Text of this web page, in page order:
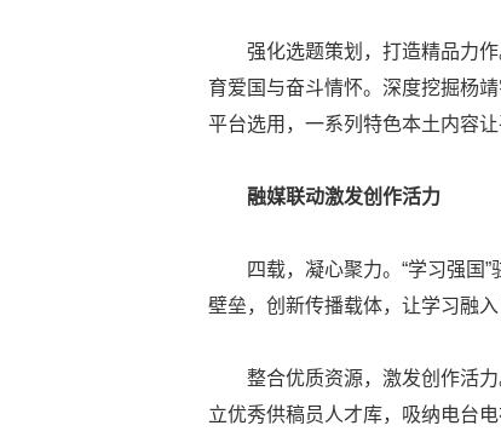
强化选题策划，打造精品力
育爱国与奋斗情怀。深度挖掘杨
平台选用，一系列特色本土内容
融媒联动激发创作活力
四载，凝心聚力。“学习强国
壁垒，创新传播载体，让学习融
整合优质资源，激发创作活
立优秀供稿员人才库，吸纳电台